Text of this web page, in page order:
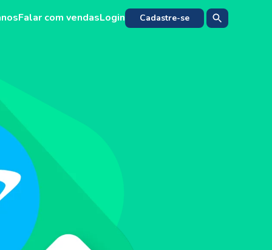
Falar com vendasLogin Cadastre-se